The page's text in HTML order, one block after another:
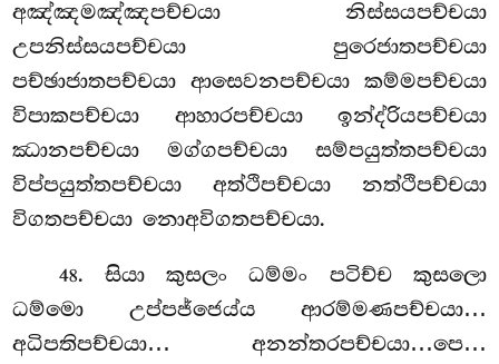
අඤ්ඤමඤ්ඤපච්චයා නිස්සයපච්චයා
උපනිස්සයපච්චයා පුරෙජාතපච්චයා
පච්ඡාජාතපච්චයා ආසෙවනපච්චයා කම්මපච්චයා
විපාකපච්චයා ආහාරපච්චයා ඉන්ද්රියපච්චයා
ඣානපච්චයා මග්ගපච්චයා සම්පයුත්තපච්චයා
විප්පයුත්තපච්චයා අත්ථිපච්චයා නත්ථිපච්චයා
විගතපච්චයා නොඅවිගතපච්චයා.
48. සියා කුසලං ධම්මං පටිච්ච කුසලො
ධම්මො උප්පජ්ජෙය්ය ආරම්මණපච්චයා…
අධිපතිපච්චයා… අනන්තරපච්චයා…පෙ…